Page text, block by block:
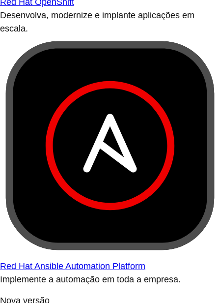
Red Hat OpenShift
Desenvolva, modernize e implante aplicações em
escala.
Red Hat Ansible Automation Platform
Implemente a automação em toda a empresa.
Nova versão